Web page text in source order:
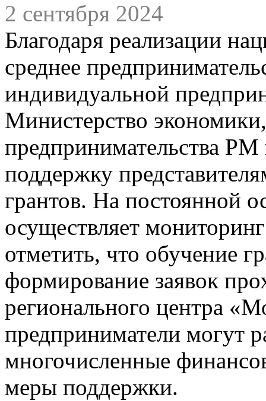
2 сентября 2024
Благодаря реализации
среднее
индивидуальной
Министерство
предпринимательства
поддержку
грантов. На постоянной
осуществляет
отметить, что обучение
формирование заявок
регионального центра
предприниматели могут
многочисленные
меры поддержки.